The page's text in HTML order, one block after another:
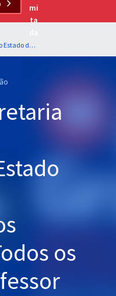
SEED SE - Secretaria de Estado da Educação do Estado de Sergipe - Conhecimentos Básicos para Todos os Cargos de Professor
os